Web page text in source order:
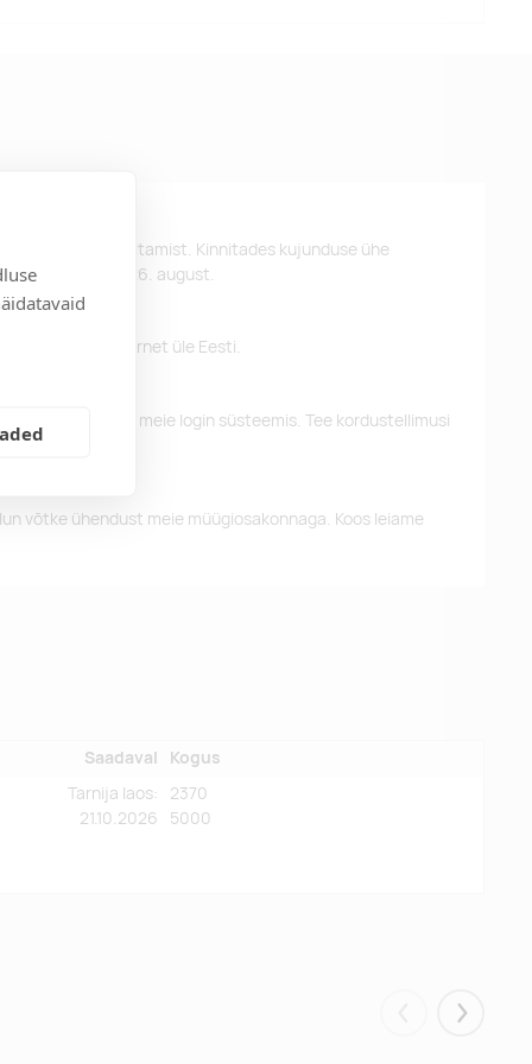
kujunduse kinnitamist. Kinnitades kujunduse ühe
kätte hiljemalt 26. august.
tasuta tarnet üle Eesti.
tellimusi meie login süsteemis. Tee kordustellimusi
võtke ühendust meie müügiosakonnaga. Koos leiame
Saadaval Kogus
Tarnija laos:
21.10.2026
2370
5000
Eelmised